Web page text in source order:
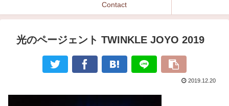
Contact
光のページェント TWINKLE JOYO 2019
2019.12.20